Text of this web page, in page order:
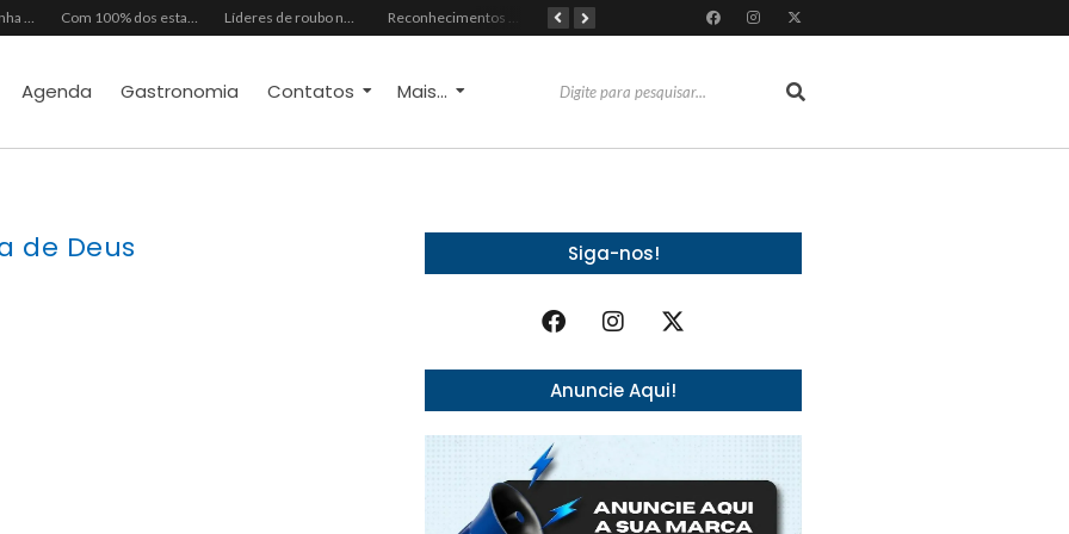
Mês dos Pais ganha programação especial com atrações gratuitas para toda a família no Shopping Maranguape Com 100% dos estandes comercializados, Feira Regional da Beleza reunirá mais de 500 marcas no Centro de Eventos do CE em outubro Líderes de roubo no país, Chevrolet Ônix e Prisma, Hyundai HB20 e Ford Ka enfrentam escassez de peças originais Reconhecimentos consolidam legado do Grupo Raymundo da Fonte ao completar 80 anos
Agenda Gastronomia Contatos Mais...
de Deus Siga-nos!
Anuncie Aqui!